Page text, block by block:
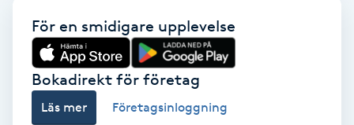
BIAB
Blowout
Bottenfärg
För en smidigare upplevelse
Bokadirekt för företag
Läs mer Företagsinloggning